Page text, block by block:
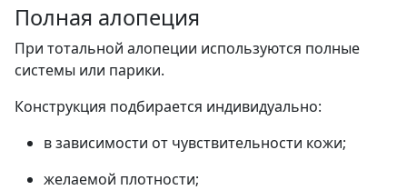
Полная алопеция
При тотальной алопеции используются полные
системы или парики.
Конструкция подбирается индивидуально:
в зависимости от чувствительности кожи;
желаемой плотности;